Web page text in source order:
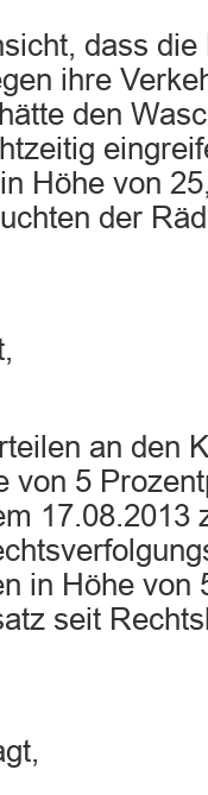
dass
ihre
den
Höhe von
der
an den
von 5
17.08.2013
in Höhe von
seit